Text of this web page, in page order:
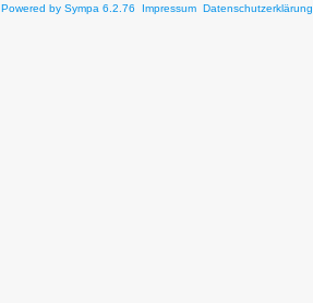
Powered by Sympa 6.2.76 Impressum Datenschutzerklärung